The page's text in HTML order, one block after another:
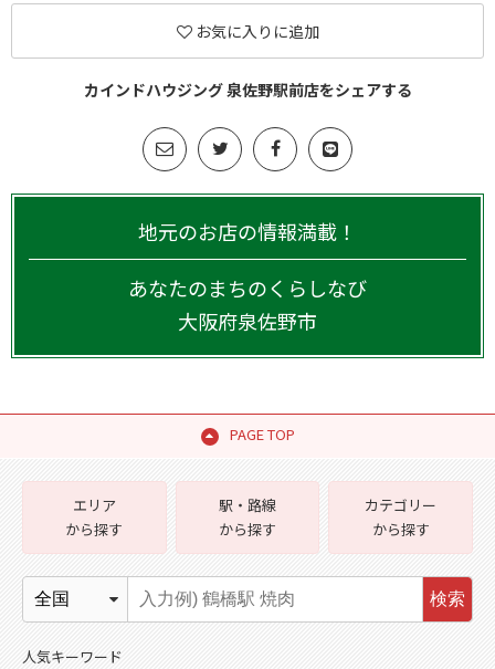
お気に入りに追加
カインドハウジング 泉佐野駅前店をシェアする
地元のお店の情報満載！
あなたのまちのくらしなび
大阪府泉佐野市
PAGE TOP
エリア
から探す
駅・路線
から探す
カテゴリー
から探す
検索
人気キーワード